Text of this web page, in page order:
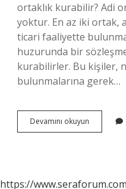
ortaklık kurabilir? Adi
yoktur. En az iki ortak,
ticari faaliyette
huzurunda bir
kurabilirler. Bu kişiler,
bulunmalarına gerek…
Devamını okuyun
Nasıl
https://www.seraforum.com